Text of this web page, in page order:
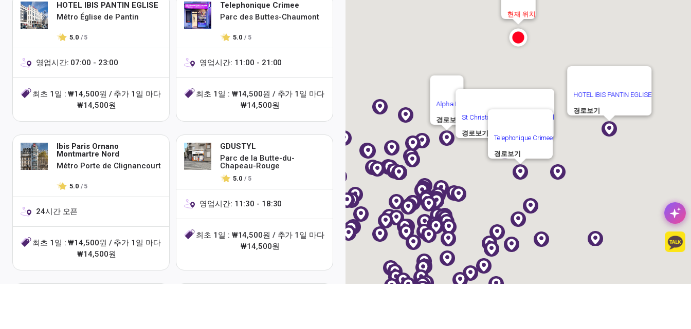
HOTEL IBIS PANTIN EGLISE
Métro Église de Pantin
5.0 / 5
영업시간: 07:00 - 23:00
최초 1일 : ₩14,500원 / 추가 1일 마다
₩14,500원
Telephonique Crimee
Parc des Buttes-Chaumont
5.0 / 5
영업시간: 11:00 - 21:00
최초 1일 : ₩14,500원 / 추가 1일 마다
₩14,500원
Ibis Paris Ornano
Montmartre Nord
Métro Porte de Clignancourt
5.0 / 5
24시간 오픈
최초 1일 : ₩14,500원 / 추가 1일 마다
₩14,500원
GDUSTYL
Parc de la Butte-du-
Chapeau-Rouge
5.0 / 5
영업시간: 11:30 - 18:30
최초 1일 : ₩14,500원 / 추가 1일 마다
₩14,500원
현재 위치
St Christopher's Inn Paris Canal
경로보기
Alpha BD
경로보기
HOTEL IBIS PANTIN EGLISE
경로보기
Telephonique Crimee
경로보기